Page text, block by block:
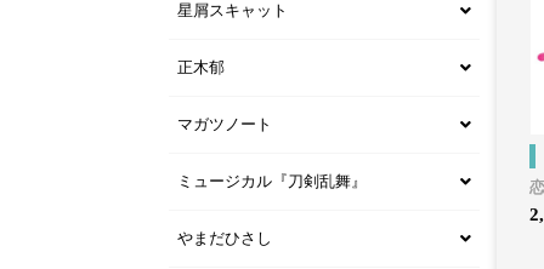
星屑スキャット
正木郁
マガツノート
ミュージカル『刀剣乱舞』
やまだひさし